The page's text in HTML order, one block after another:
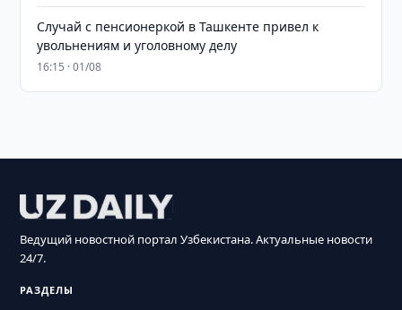
Случай с пенсионеркой в Ташкенте привел к
увольнениям и уголовному делу
16:15 · 01/08
Ведущий новостной портал Узбекистана. Актуальные новости
24/7.
РАЗДЕЛЫ